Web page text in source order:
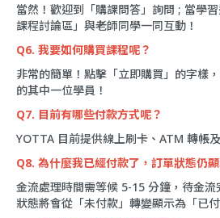
當然！歡迎到「購課問答」詢問 ; 當學
課程討論區 」與老師同學一同互動！
Q6. 我要如何購買課程呢？
非常的簡單！點擊「立即購買」的字樣
的其中一位學員！
Q7. 目前有哪些付款方式呢？
YOTTA 目前提供線上刷卡、ATM 轉帳
Q8. 為什麼我已經付款了，訂單狀態仍
金流處理時間需等候 5-15 分鐘，待金
狀態將會從「未付款」轉變顯示為「已付